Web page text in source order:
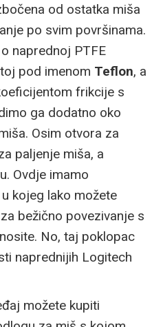
od ostatka miša
po svim površinama.
naprednoj PTFE
pod imenom Teflon, a
frikcije s
ga dodatno oko
Osim otvora za
paljenje miša, a
Ovdje imamo
kojeg lako možete
bežično povezivanje s
No, taj poklopac
naprednijih Logitech
možete kupiti